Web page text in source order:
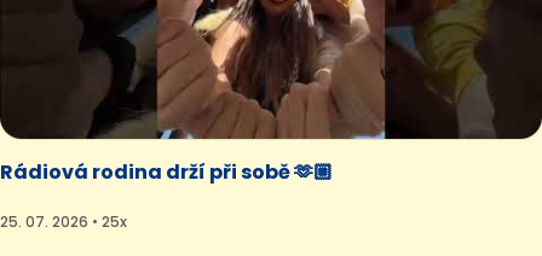
Rádiová rodina drží při sobě 🫶🏼
25. 07. 2026 • 25x